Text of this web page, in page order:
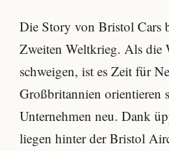
Die Story von Bristol Cars
Zweiten Weltkrieg. Als die
schweigen, ist es Zeit für
Großbritannien orientieren
Unternehmen neu. Dank
liegen hinter der Bristol